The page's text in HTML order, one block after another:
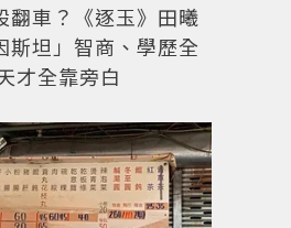
翻車？《逐玉》田曦
斯坦」智商、學歷全
才全靠旁白